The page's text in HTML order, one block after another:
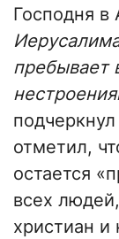
Господня в
пребывает
отметил,
остается
всех
христиан и